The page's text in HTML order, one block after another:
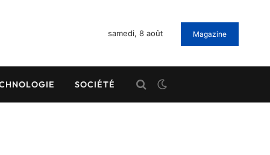
samedi, 8 août Magazine
SOCIÉTÉ